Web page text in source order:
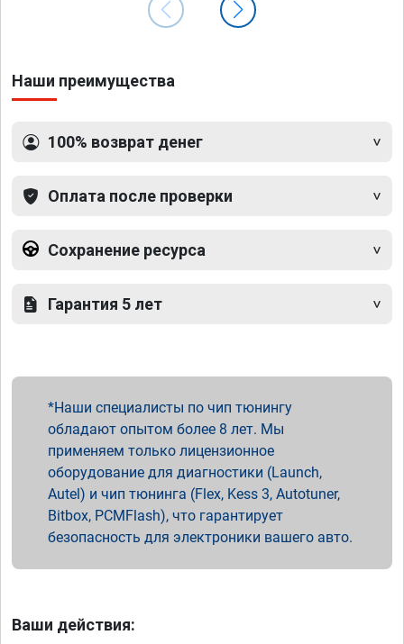
Наши преимущества
100% возврат денег
Оплата после проверки
Сохранение ресурса
Гарантия 5 лет
Наши специалисты по чип тюнингу
обладают опытом более 8 лет. Мы
применяем только лицензионное
оборудование для диагностики (Launch,
Autel) и чип тюнинга (Flex, Kess 3, Autotuner,
Bitbox, PCMFlash), что гарантирует
безопасность для электроники вашего авто.
Ваши действия: